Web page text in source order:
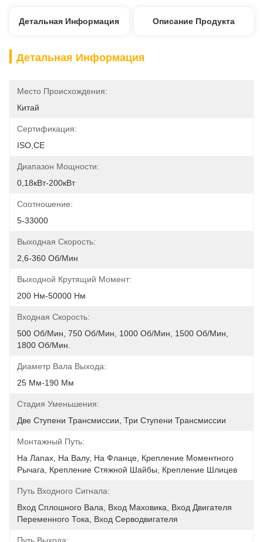
Детальная Информация Описание Продукта
Детальная Информация
Место Происхождения:
Китай
Сертификация:
ISO,CE
Диапазон Мощности:
0,18кВт-200кВт
Соотношение:
5-33000
Выходная Скорость:
2,6-360 Об/мин
Выходной Крутящий Момент:
200 Нм-50000 Нм
Входная Скорость:
500 Об/мин, 750 Об/мин, 1000 Об/мин, 1500 Об/мин,
1800 Об/мин.
Диаметр Вала Выхода:
25 Мм-190 Мм
Стадия Уменьшения:
Две Ступени Трансмиссии, Три Ступени Трансмиссии
Монтажный Путь:
На Лапах, На Валу, На Фланце, Крепление Моментного
Рычага, Крепление Стяжной Шайбы, Крепление Шлицев
Путь Входного Сигнала:
Вход Сплошного Вала, Вход Маховика, Вход Двигателя
Переменного Тока, Вход Серводвигателя